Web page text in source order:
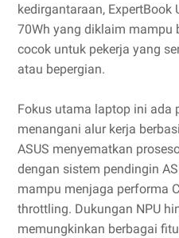
kedirgantaraan, ExpertBook
70Wh yang diklaim mampu
cocok untuk pekerja yang
atau bepergian.
Fokus utama laptop ini ada
menangani alur kerja
ASUS menyematkan
dengan sistem pendingin
mampu menjaga performa
throttling. Dukungan NPU
memungkinkan berbagai